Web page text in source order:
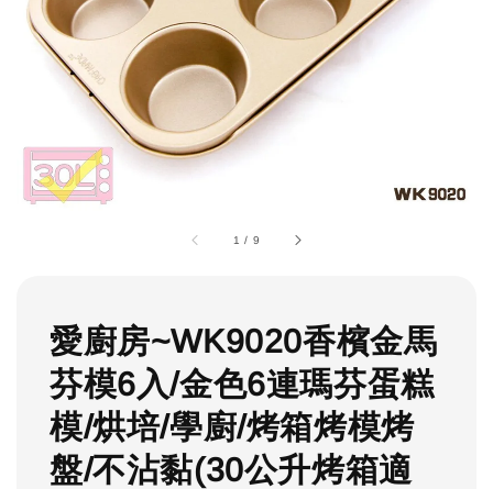
1 / 9
愛廚房~WK9020香檳金馬
芬模6入/金色6連瑪芬蛋糕
模/烘培/學廚/烤箱烤模烤
盤/不沾黏(30公升烤箱適